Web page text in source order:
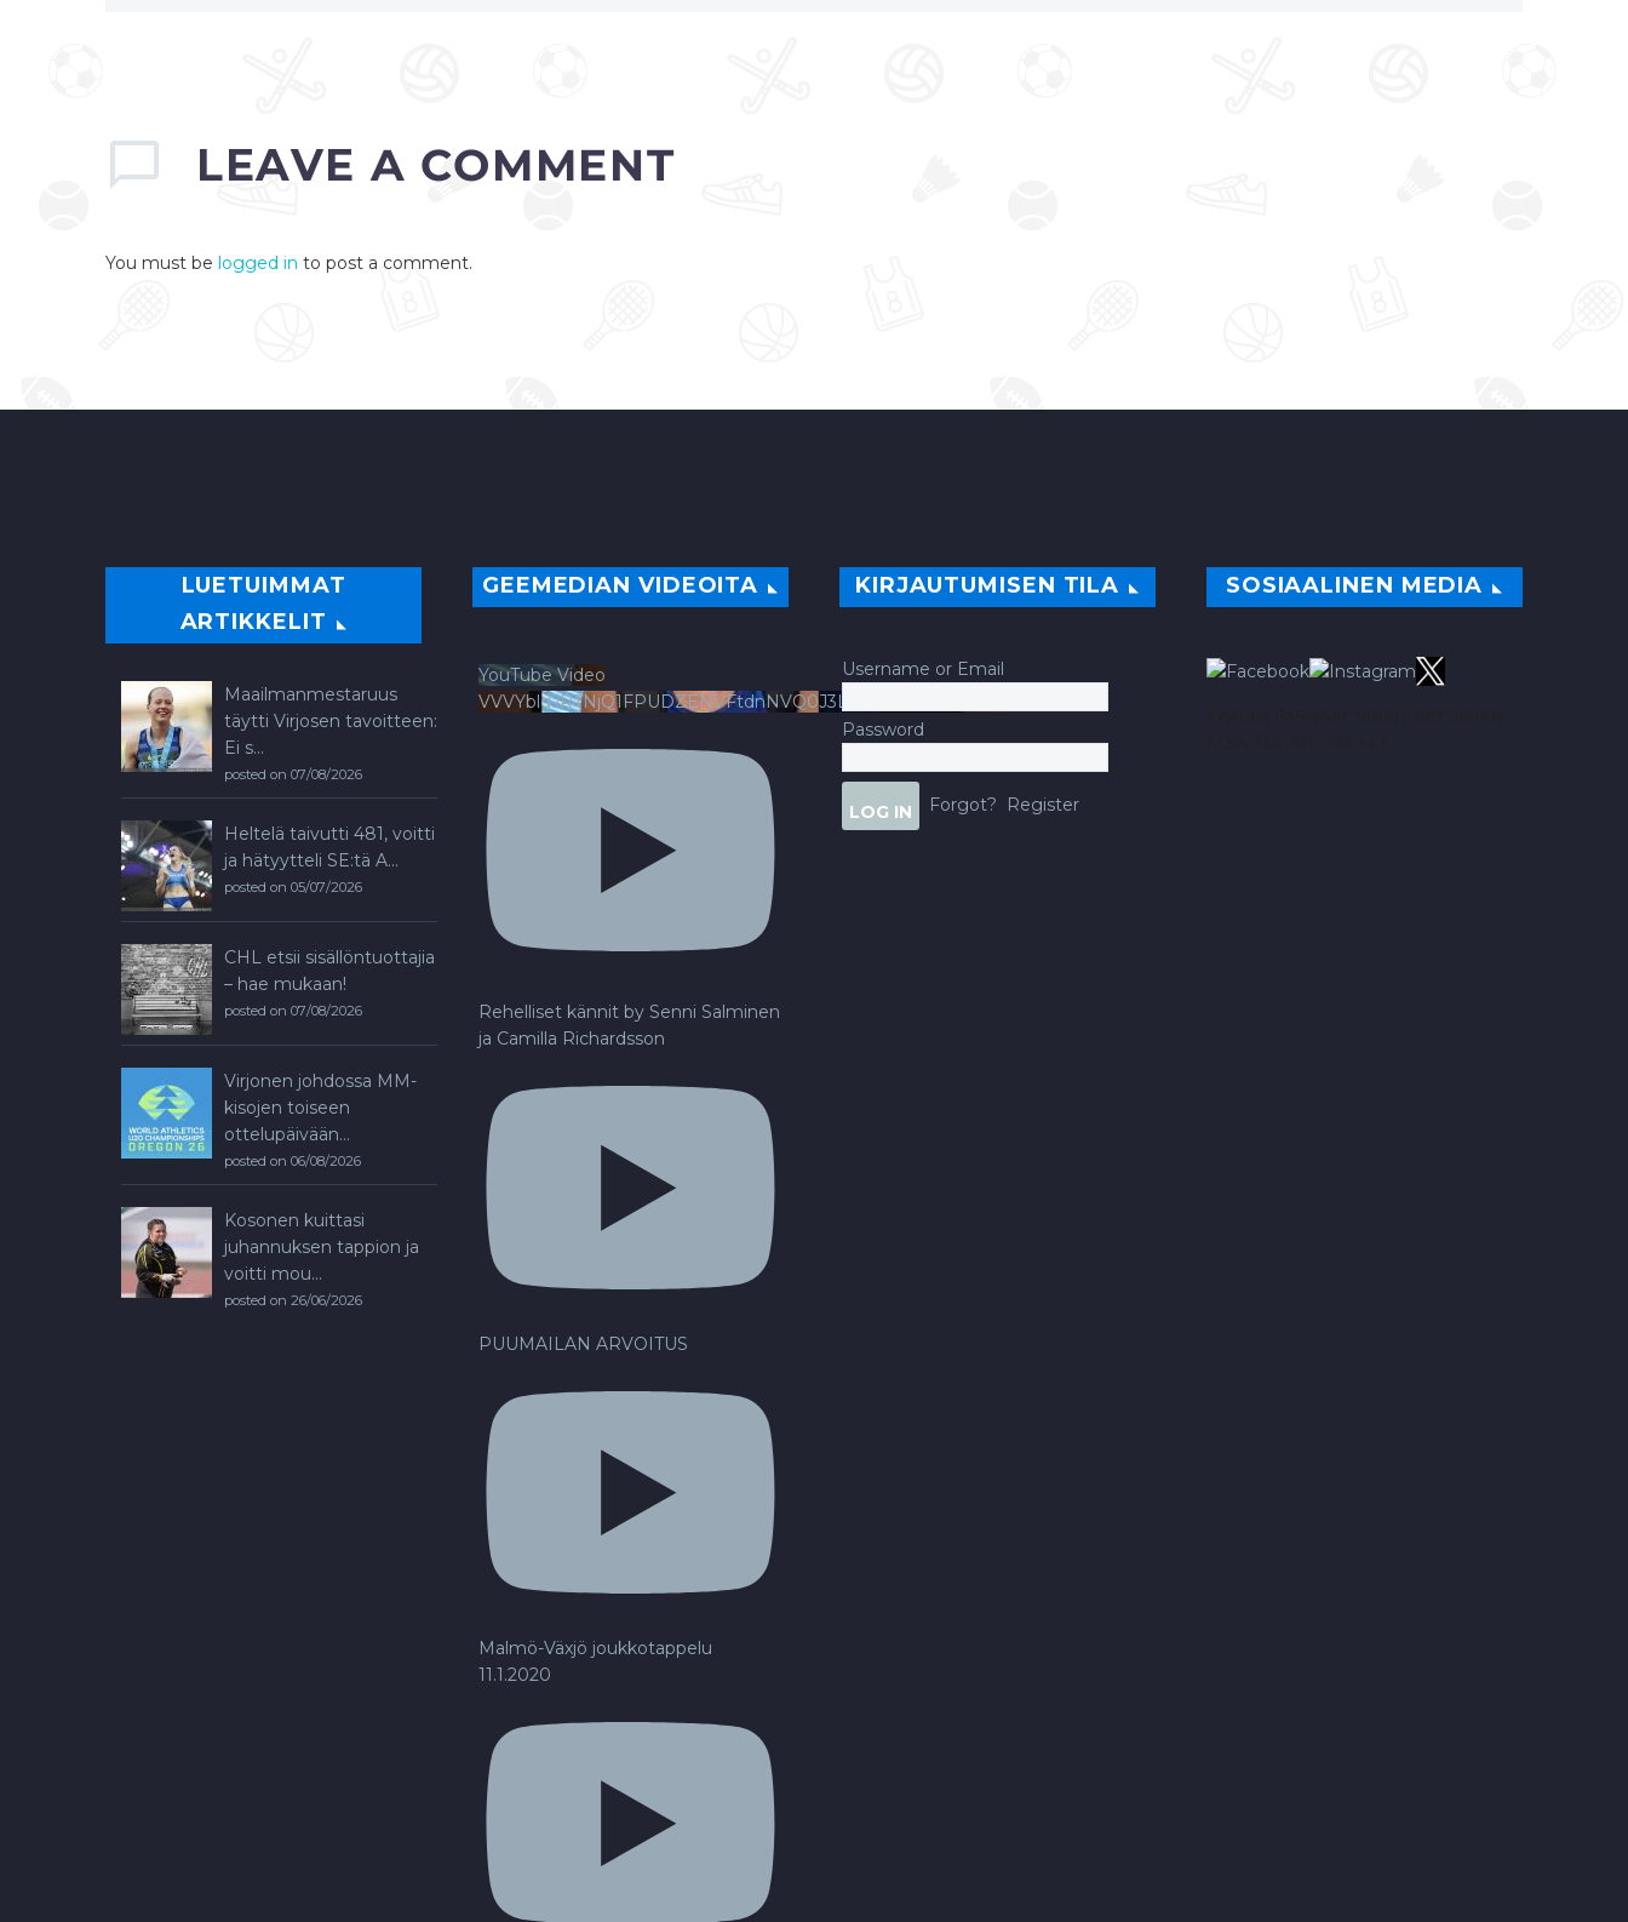
LEAVEA COMMENT
You must be logged in to post a comment.
LUETUIMMAT
ARTIKKELIT
Maailmanmestaruus
täytti Virjosen tavoitteen:
Ei s...
posted on 07/08/2026
Heltelä taivutti 481, voitti
ja hätyytteli SE:tä A...
posted on 05/07/2026
CHL etsii sisällöntuottajia
– hae mukaan!
posted on 07/08/2026
Virjonen johdossa MM-
kisojen toiseen
ottelupäivään...
posted on 06/08/2026
Kosonen kuittasi
juhannuksen tappion ja
voitti mou...
posted on 26/06/2026
GEEMEDIAN VIDEOITA
YouTube Video
VVVYbldJRTNjQ1FPUDZENVFtdnNVQ0J3LlFsbURXQWNIYldv
Rehelliset kännit by Senni Salminen
ja Camilla Richardsson
PUUMAILAN ARVOITUS
Malmö-Växjö joukkotappelu
11.1.2020
KIRJAUTUMISEN TILA
Username or Email
Password
Forgot? Register
SOSIAALINEN MEDIA